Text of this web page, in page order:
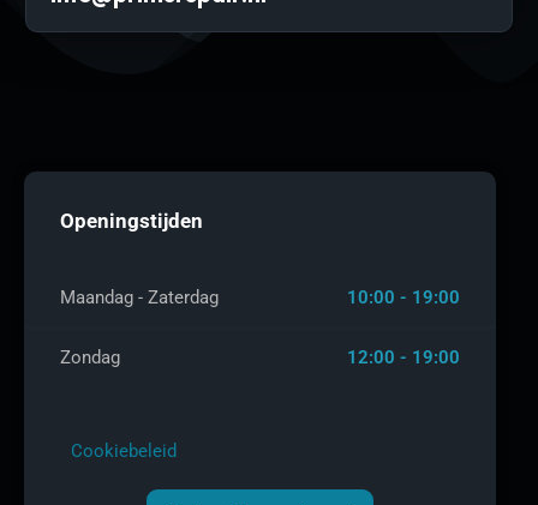
Openingstijden
Maandag - Zaterdag 10:00 - 19:00
Zondag 12:00 - 19:00
Cookiebeleid